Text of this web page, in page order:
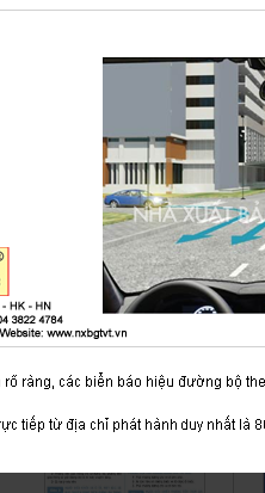
Hướng dẫn ôn luyện
120 tình huống giao
thông...